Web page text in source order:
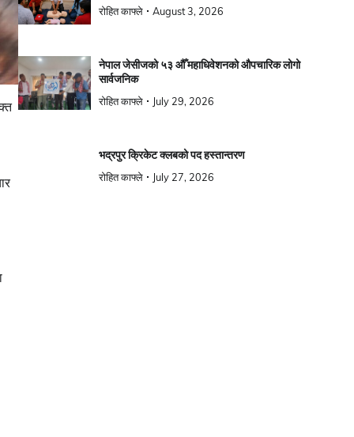
रोहित काफ्ले
August 3, 2026
नेपाल जेसीजको ५३ औँ महाधिवेशनको औपचारिक लोगो
सार्वजनिक
रोहित काफ्ले
July 29, 2026
भद्रपुर क्रिकेट क्लबको पद हस्तान्तरण
रोहित काफ्ले
July 27, 2026